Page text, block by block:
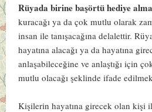
Rüyada birine başörtü hediye
kuracağı ya da çok mutlu olarak
insan ile tanışacağına delalettir.
hayatına alacağı ya da hayatına
anlaşabileceğine ve anlaştığı için
mutlu olacağı şeklinde ifade
Kişilerin hayatına girecek olan kişi